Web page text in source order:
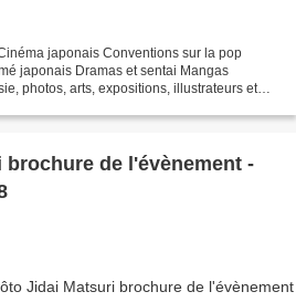
japonais Conventions sur la pop
japonais Dramas et sentai Mangas
photos, arts, expositions, illustrateurs et
de l'évènement -